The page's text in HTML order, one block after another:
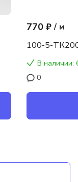
770 ₽ / м
100-5-
В наличии:
0